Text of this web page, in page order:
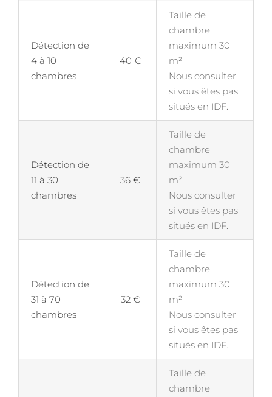
Détection de
4 à 10
chambres
40 €
Taille de
chambre
maximum 30
m²
Nous consulter
si vous êtes pas
situés en IDF.
Détection de
11 à 30
chambres
36 €
Taille de
chambre
maximum 30
m²
Nous consulter
si vous êtes pas
situés en IDF.
Détection de
31 à 70
chambres
32 €
Taille de
chambre
maximum 30
m²
Nous consulter
si vous êtes pas
situés en IDF.
Taille de
chambre